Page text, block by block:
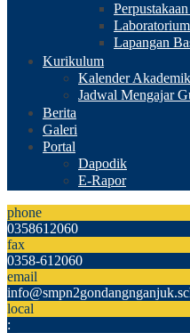
Lapangan
Kurikulum
Kalender Akademik
Jadwal Mengajar
Berita
Galeri
Portal
Dapodik
E-Rapor
phone
0358612060
fax
0358-612060
email
local
: